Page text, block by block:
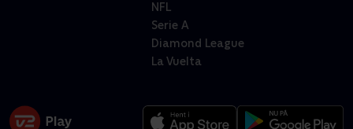
NFL
Serie A
Diamond League
La Vuelta